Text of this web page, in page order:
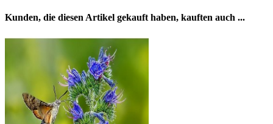
Kunden, die diesen Artikel gekauft haben, kauften auch ...